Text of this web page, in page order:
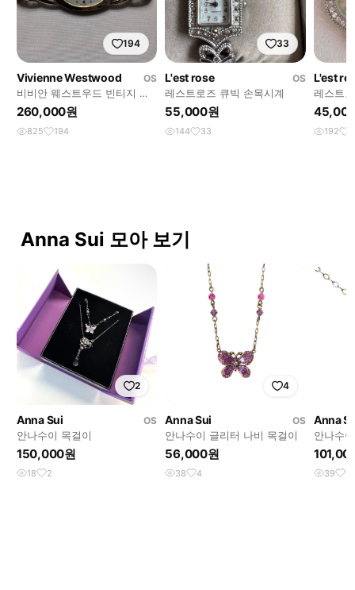
194
Vivienne Westwood
OS
비비안 웨스트우드 빈티지 아
머 시계
260,000원
825 194
33
L'est rose
OS
레스트로즈 큐빅 손목시계
55,000원
144 33
L'est
레스트
계
192
Anna Sui 모아 보기
2
Anna Sui
OS
안나수이 목걸이
150,000원
18 2
4
Anna Sui
OS
안나수이 글리터 나비 목걸이
56,000원
38 4
Anna
안나수
목걸이
39 14